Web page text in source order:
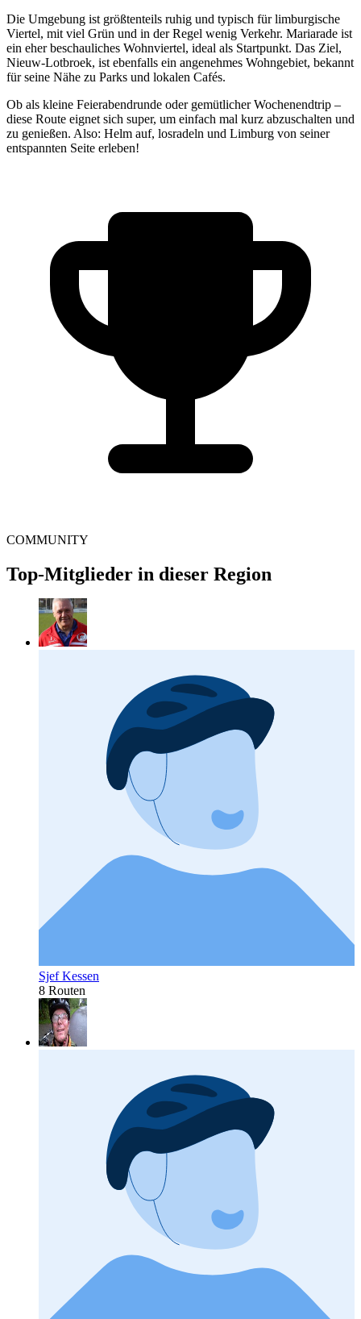
Die Umgebung ist größtenteils ruhig und typisch für limburgische
Viertel, mit viel Grün und in der Regel wenig Verkehr. Mariarade ist
ein eher beschauliches Wohnviertel, ideal als Startpunkt. Das Ziel,
Nieuw-Lotbroek, ist ebenfalls ein angenehmes Wohngebiet, bekannt
für seine Nähe zu Parks und lokalen Cafés.
Ob als kleine Feierabendrunde oder gemütlicher Wochenendtrip –
diese Route eignet sich super, um einfach mal kurz abzuschalten und
zu genießen. Also: Helm auf, losradeln und Limburg von seiner
entspannten Seite erleben!
COMMUNITY
Top-Mitglieder in dieser Region
Sjef Kessen
8 Routen